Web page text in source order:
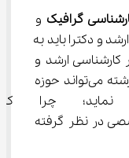
گرافیک و
ارشد و دکترا باید به
کارشناسی ارشد و
قبولی در آن برای دانش‌آموختگان این رشته می‌تواند حوزه
آن‌ها را تخصصی‌تر
5 گرایش تخصصی در نظر گرفته